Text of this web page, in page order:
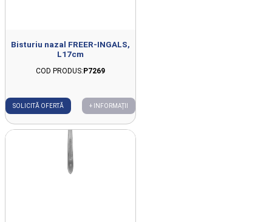
Bisturiu nazal FREER-INGALS,
L17cm
COD PRODUS:P7269
SOLICITĂ OFERTĂ + INFORMAȚII